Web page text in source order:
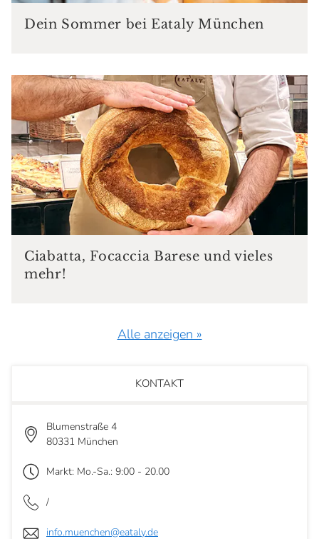
Dein Sommer bei Eataly München
Ciabatta, Focaccia Barese und vieles
mehr!
Alle anzeigen »
KONTAKT
Blumenstraße 4
80331 München
Markt: Mo.-Sa.: 9:00 - 20.00
/
info.muenchen@eataly.de